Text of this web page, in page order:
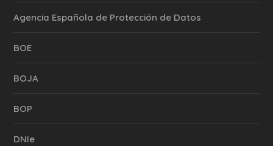
Agencia Española de Protección de Datos
BOE
BOJA
BOP
DNIe